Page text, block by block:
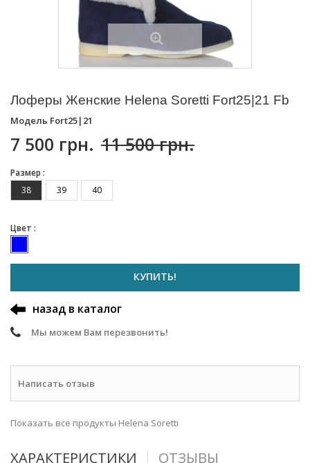
Лоферы Женские Helena Soretti Fort25|21 Fb
Модель Fort25|21
7 500 грн. 11 500 грн.
Размер :
38
39 40
Цвет :
КУПИТЬ!
назад в каталог
Мы можем Вам перезвонить!
Написать отзыв
Показать все продукты Helena Soretti
ХАРАКТЕРИСТИКИ ОТЗЫВЫ